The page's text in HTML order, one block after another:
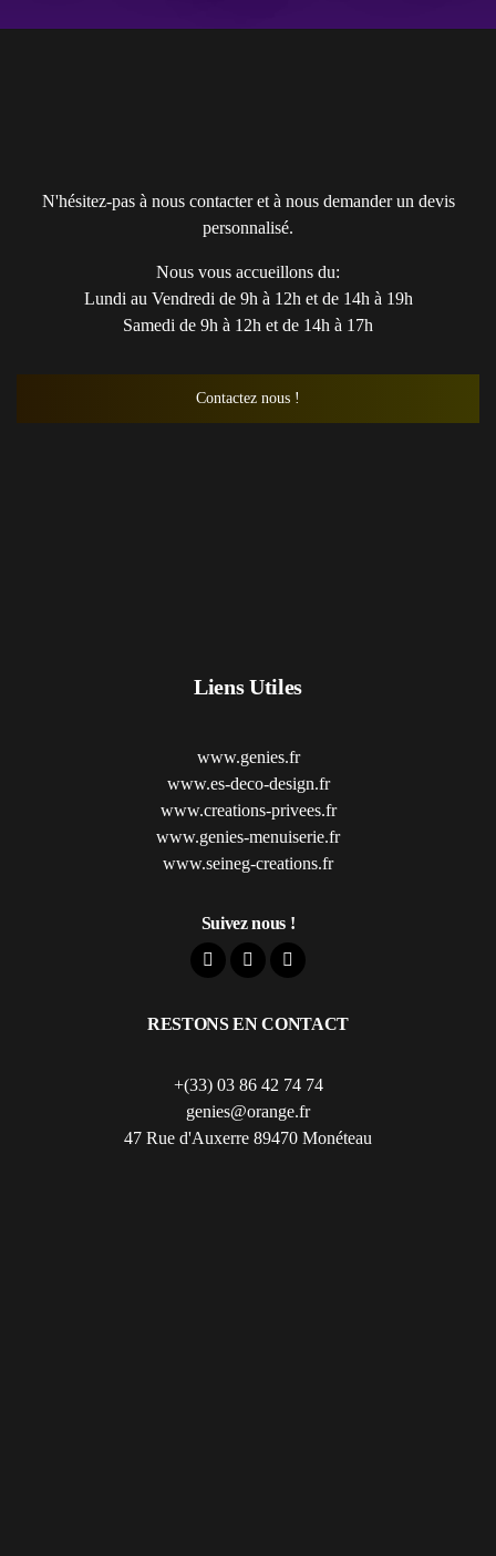
N'hésitez-pas à nous contacter et à nous demander un devis
personnalisé.
Nous vous accueillons du:
Lundi au Vendredi de 9h à 12h et de 14h à 19h
Samedi de 9h à 12h et de 14h à 17h
Contactez nous !
Liens Utiles
www.genies.fr
www.es-deco-design.fr
www.creations-privees.fr
www.genies-menuiserie.fr
www.seineg-creations.fr
Suivez nous !
RESTONS EN CONTACT
+(33) 03 86 42 74 74
genies@orange.fr
47 Rue d'Auxerre 89470 Monéteau